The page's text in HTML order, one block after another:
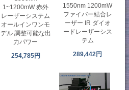
1~1200mW 赤外
レーザーシステム
オールインワンモ
デル 調整可能な出
力パワー
254,785円
1550nm 1200mW
ファイバー結合レ
ーザー IR ダイオ
ードレーザーシス
テム
289,442円